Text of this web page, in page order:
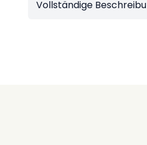
Vollständige